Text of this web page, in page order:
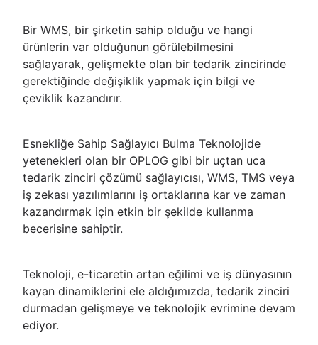
Bir WMS, bir şirketin sahip olduğu ve hangi
ürünlerin var olduğunun görülebilmesini
sağlayarak, gelişmekte olan bir tedarik zincirinde
gerektiğinde değişiklik yapmak için bilgi ve
çeviklik kazandırır.
Esnekliğe Sahip Sağlayıcı Bulma Teknolojide
yetenekleri olan bir OPLOG gibi bir uçtan uca
tedarik zinciri çözümü sağlayıcısı, WMS, TMS veya
iş zekası yazılımlarını iş ortaklarına kar ve zaman
kazandırmak için etkin bir şekilde kullanma
becerisine sahiptir.
Teknoloji, e-ticaretin artan eğilimi ve iş dünyasının
kayan dinamiklerini ele aldığımızda, tedarik zinciri
durmadan gelişmeye ve teknolojik evrimine devam
ediyor.